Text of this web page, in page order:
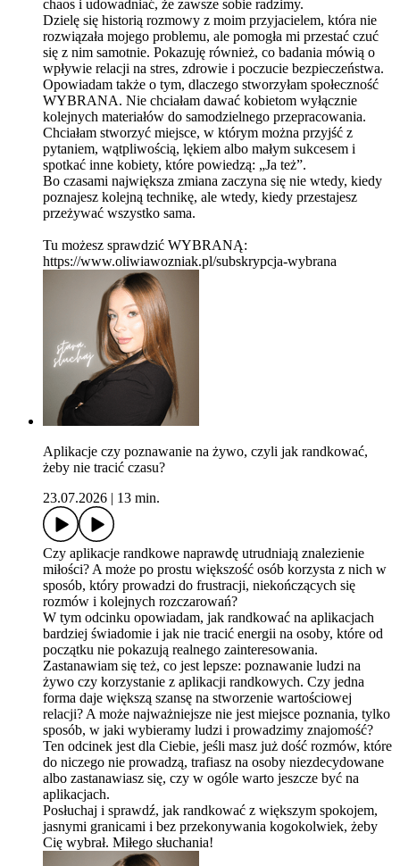
chaos i udowadniać, że zawsze sobie radzimy.
Dzielę się historią rozmowy z moim przyjacielem, która nie
rozwiązała mojego problemu, ale pomogła mi przestać czuć
się z nim samotnie. Pokazuję również, co badania mówią o
wpływie relacji na stres, zdrowie i poczucie bezpieczeństwa.
Opowiadam także o tym, dlaczego stworzyłam społeczność
WYBRANA. Nie chciałam dawać kobietom wyłącznie
kolejnych materiałów do samodzielnego przepracowania.
Chciałam stworzyć miejsce, w którym można przyjść z
pytaniem, wątpliwością, lękiem albo małym sukcesem i
spotkać inne kobiety, które powiedzą: „Ja też”.
Bo czasami największa zmiana zaczyna się nie wtedy, kiedy
poznajesz kolejną technikę, ale wtedy, kiedy przestajesz
przeżywać wszystko sama.
Tu możesz sprawdzić WYBRANĄ:
https://www.oliwiawozniak.pl/subskrypcja-wybrana
Aplikacje czy poznawanie na żywo, czyli jak randkować,
żeby nie tracić czasu?
23.07.2026
13 min.
Czy aplikacje randkowe naprawdę utrudniają znalezienie
miłości? A może po prostu większość osób korzysta z nich w
sposób, który prowadzi do frustracji, niekończących się
rozmów i kolejnych rozczarowań?
W tym odcinku opowiadam, jak randkować na aplikacjach
bardziej świadomie i jak nie tracić energii na osoby, które od
początku nie pokazują realnego zainteresowania.
Zastanawiam się też, co jest lepsze: poznawanie ludzi na
żywo czy korzystanie z aplikacji randkowych. Czy jedna
forma daje większą szansę na stworzenie wartościowej
relacji? A może najważniejsze nie jest miejsce poznania, tylko
sposób, w jaki wybieramy ludzi i prowadzimy znajomość?
Ten odcinek jest dla Ciebie, jeśli masz już dość rozmów, które
do niczego nie prowadzą, trafiasz na osoby niezdecydowane
albo zastanawiasz się, czy w ogóle warto jeszcze być na
aplikacjach.
Posłuchaj i sprawdź, jak randkować z większym spokojem,
jasnymi granicami i bez przekonywania kogokolwiek, żeby
Cię wybrał. Miłego słuchania!